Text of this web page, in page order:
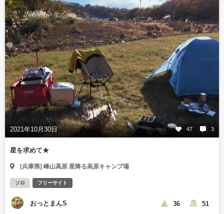
2021年10月30日 47 3
星を求めて★
[兵庫県] 峰山高原 星降る高原キャンプ場
ソロ フリーサイト
おっとまんS 36 51